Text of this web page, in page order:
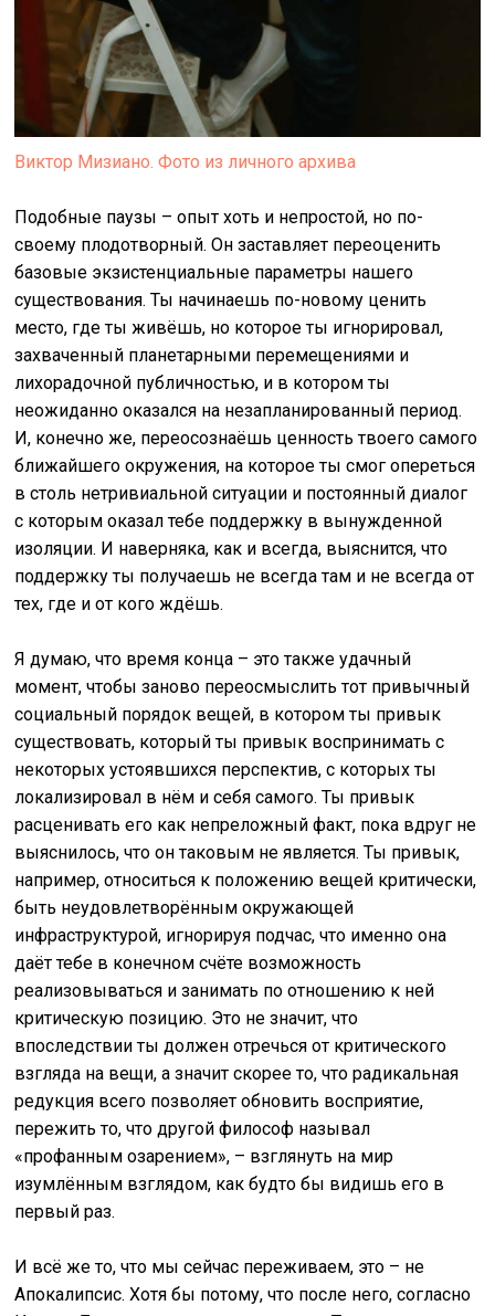
Виктор Мизиано. Фото из личного архива
Подобные паузы – опыт хоть и непростой, но по-
своему плодотворный. Он заставляет переоценить
базовые экзистенциальные параметры нашего
существования. Ты начинаешь по-новому ценить
место, где ты живёшь, но которое ты игнорировал,
захваченный планетарными перемещениями и
лихорадочной публичностью, и в котором ты
неожиданно оказался на незапланированный период.
И, конечно же, переосознаёшь ценность твоего самого
ближайшего окружения, на которое ты смог опереться
в столь нетривиальной ситуации и постоянный диалог
с которым оказал тебе поддержку в вынужденной
изоляции. И наверняка, как и всегда, выяснится, что
поддержку ты получаешь не всегда там и не всегда от
тех, где и от кого ждёшь.
Я думаю, что время конца – это также удачный
момент, чтобы заново переосмыслить тот привычный
социальный порядок вещей, в котором ты привык
существовать, который ты привык воспринимать с
некоторых устоявшихся перспектив, с которых ты
локализировал в нём и себя самого. Ты привык
расценивать его как непреложный факт, пока вдруг не
выяснилось, что он таковым не является. Ты привык,
например, относиться к положению вещей критически,
быть неудовлетворённым окружающей
инфраструктурой, игнорируя подчас, что именно она
даёт тебе в конечном счёте возможность
реализовываться и занимать по отношению к ней
критическую позицию. Это не значит, что
впоследствии ты должен отречься от критического
взгляда на вещи, а значит скорее то, что радикальная
редукция всего позволяет обновить восприятие,
пережить то, что другой философ называл
«профанным озарением», – взглянуть на мир
изумлённым взглядом, как будто бы видишь его в
первый раз.
И всё же то, что мы сейчас переживаем, это – не
Апокалипсис. Хотя бы потому, что после него, согласно